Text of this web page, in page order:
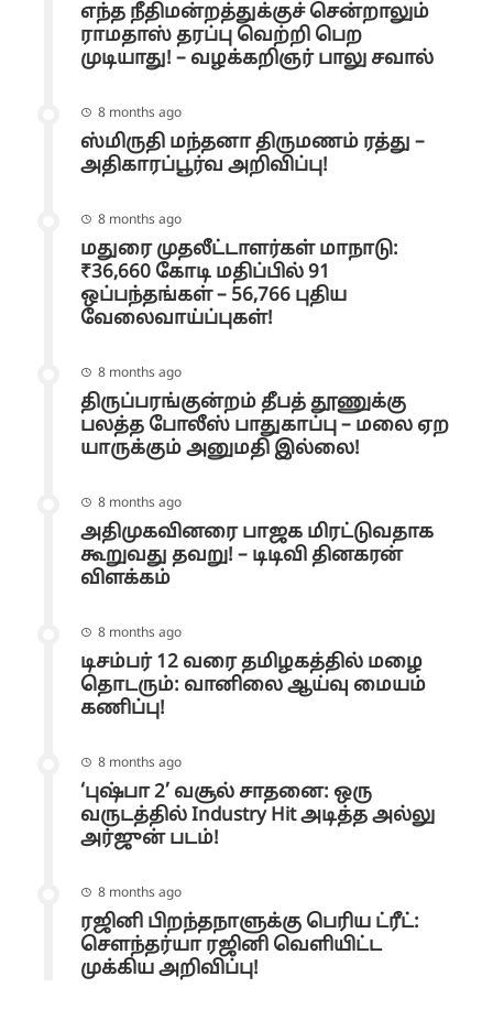
எந்த நீதிமன்றத்துக்குச் சென்றாலும்
ராமதாஸ் தரப்பு வெற்றி பெற
முடியாது! – வழக்கறிஞர் பாலு சவால்
8 months ago
ஸ்மிருதி மந்தனா திருமணம் ரத்து –
அதிகாரப்பூர்வ அறிவிப்பு!
8 months ago
மதுரை முதலீட்டாளர்கள் மாநாடு:
₹36,660 கோடி மதிப்பில் 91
ஒப்பந்தங்கள் – 56,766 புதிய
வேலைவாய்ப்புகள்!
8 months ago
திருப்பரங்குன்றம் தீபத் தூணுக்கு
பலத்த போலீஸ் பாதுகாப்பு – மலை ஏற
யாருக்கும் அனுமதி இல்லை!
8 months ago
அதிமுகவினரை பாஜக மிரட்டுவதாக
கூறுவது தவறு! – டிடிவி தினகரன்
விளக்கம்
8 months ago
டிசம்பர் 12 வரை தமிழகத்தில் மழை
தொடரும்: வானிலை ஆய்வு மையம்
கணிப்பு!
8 months ago
‘புஷ்பா 2’ வசூல் சாதனை: ஒரு
வருடத்தில் Industry Hit அடித்த அல்லு
அர்ஜுன் படம்!
8 months ago
ரஜினி பிறந்தநாளுக்கு பெரிய ட்ரீட்:
சௌந்தர்யா ரஜினி வெளியிட்ட
முக்கிய அறிவிப்பு!